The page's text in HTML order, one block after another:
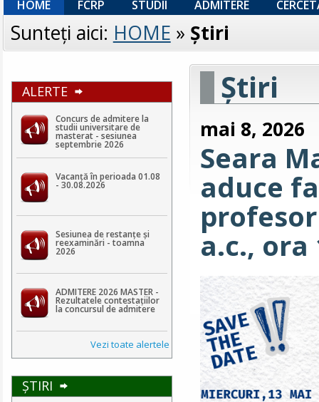
HOME FCRP STUDII ADMITERE
Sunteţi aici: HOME » Ştiri
ALERTE
Concurs de admitere la
studii universitare de
masterat - sesiunea
septembrie 2026
Vacanță în perioada 01.08
- 30.08.2026
Sesiunea de restanțe și
reexaminări - toamna
2026
ADMITERE 2026 MASTER -
Rezultatele contestaţiilor
la concursul de admitere
Vezi toate alertele
ŞTIRI
Ştiri
mai 8, 2026
Seara
aduce
a.c., ora